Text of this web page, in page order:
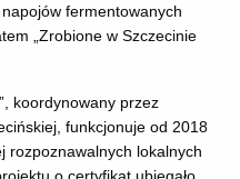
fermentowanych
„Zrobione w Szczecinie
koordynowany przez
funkcjonuje od 2018
rozpoznawalnych lokalnych